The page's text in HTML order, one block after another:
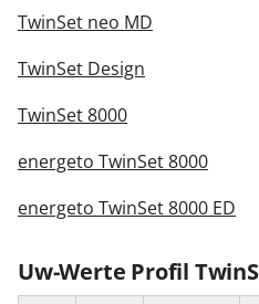
Carports
Anmelden / Registrieren
Kontakt / Hilfe
TwinSet neo MD
TwinSet Design
TwinSet 8000
energeto TwinSet 8000
energeto TwinSet 8000 ED
Uw-Werte Profil